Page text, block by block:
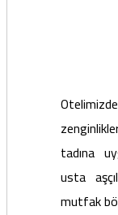
tadına
usta
mutfak